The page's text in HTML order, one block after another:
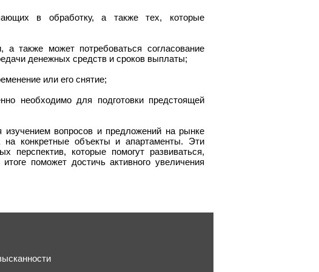
в обработку, а также тех, которые
а также может потребоваться согласование
денежных средств и сроков выплаты;
или его снятие;
необходимо для подготовки предстоящей
изучением вопросов и предложений на рынке
на конкретные объекты и апартаменты. Эти
перспектив, которые помогут развиваться,
поможет достичь активного увеличения